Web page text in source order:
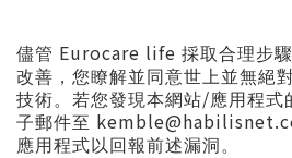
儘管 Eurocare life 採取合理步
改善，您瞭解並同意世上並無絕
技術。若您發現本網站/應用程式
子郵件至
應用程式以回報前述漏洞。